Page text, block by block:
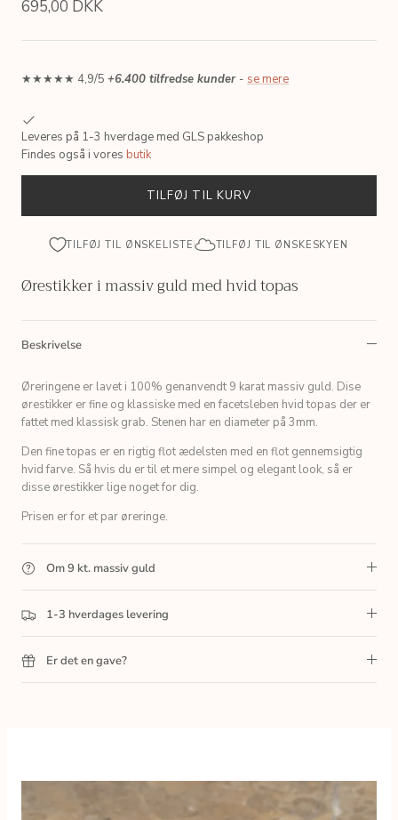
Sterlingsølv, 18kt. forgyldt ♺
Fra 200,00 DKK
695,00 DKK
★★★★★ 4,9/5 +6.400 tilfredse kunder - se mere
Leveres på 1-3 hverdage med GLS pakkeshop
Findes også i vores butik
TILFØJ TIL KURV
TILFØJ TIL ØNSKELISTE TILFØJ TIL ØNSKESKYEN
Ørestikker i massiv guld med hvid topas
Beskrivelse
Øreringene er lavet i 100% genanvendt 9 karat massiv guld. Dise
ørestikker er fine og klassiske med en facetsleben hvid topas der er
fattet med klassisk grab. Stenen har en diameter på 3mm.
Den fine topas er en rigtig flot ædelsten med en flot gennemsigtig
hvid farve. Så hvis du er til et mere simpel og elegant look, så er
disse ørestikker lige noget for dig.
Prisen er for et par øreringe.
Om 9 kt. massiv guld
1-3 hverdages levering
Er det en gave?